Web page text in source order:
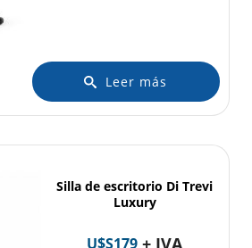
Leer más
Silla de escritorio Di Trevi
Luxury
U$S179 + IVA